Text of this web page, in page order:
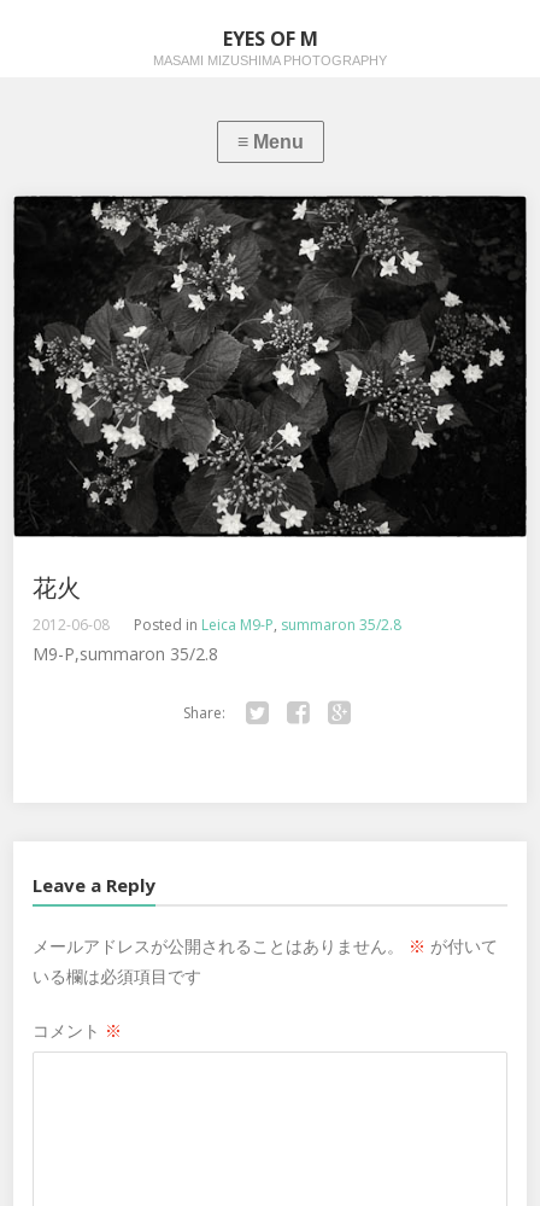
EYES OF M
MASAMI MIZUSHIMA PHOTOGRAPHY
花火
2012-06-08 Posted in Leica M9-P, summaron 35/2.8
M9-P,summaron 35/2.8
Share:
Leave a Reply
メールアドレスが公開されることはありません。 ※ が付いて
いる欄は必須項目です
コメント ※